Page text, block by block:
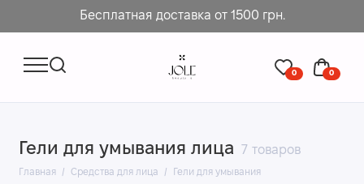
Бесплатная доставка от 1500 грн.
0 0
Гели для умывания лица 7 товаров
Главная Средства для лица Гели для умывания